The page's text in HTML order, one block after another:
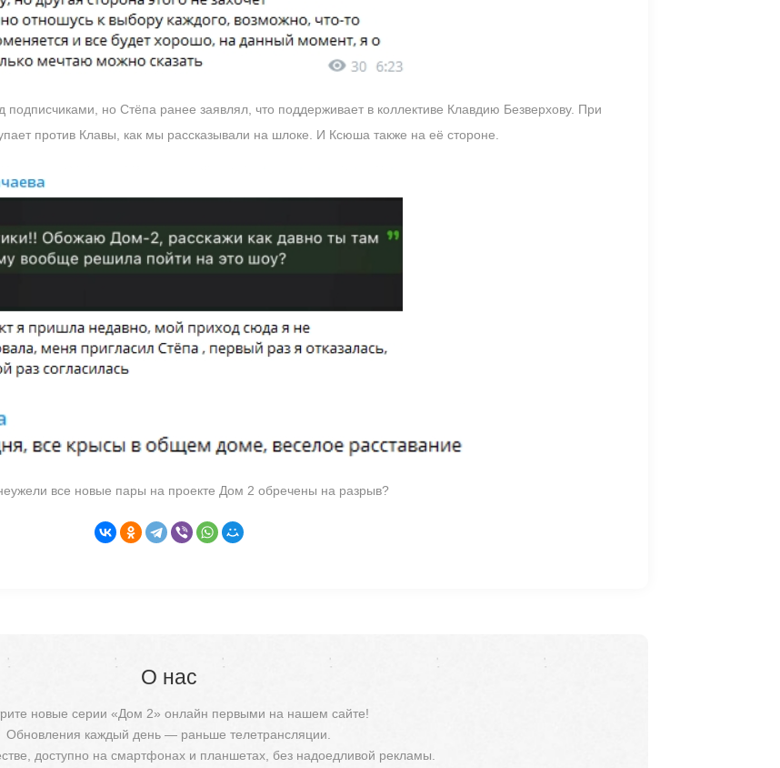
но Стёпа ранее заявлял, что поддерживает в коллективе Клавдию Безверхову. При
против Клавы, как мы рассказывали на шлоке. И Ксюша также на её стороне.
все новые пары на проекте Дом 2 обречены на разрыв?
О нас
новые серии «Дом 2» онлайн первыми на нашем сайте!
Обновления каждый день — раньше телетрансляции.
доступно на смартфонах и планшетах, без надоедливой рекламы.